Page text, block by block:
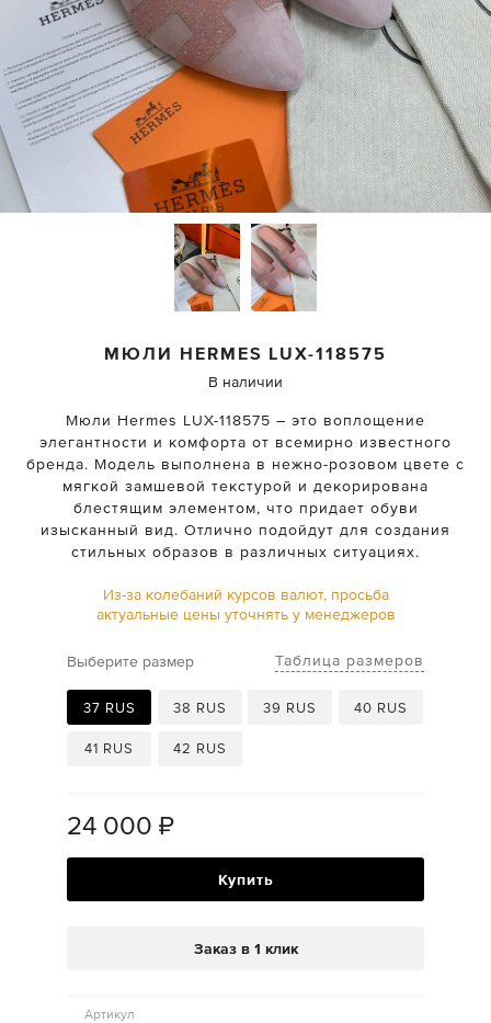
МЮЛИ HERMES LUX-118575
В наличии
Мюли Hermes LUX-118575 – это воплощение
элегантности и комфорта от всемирно известного
бренда. Модель выполнена в нежно-розовом цвете с
мягкой замшевой текстурой и декорирована
блестящим элементом, что придает обуви
изысканный вид. Отлично подойдут для создания
стильных образов в различных ситуациях.
Из-за колебаний курсов валют, просьба
актуальные цены уточнять у менеджеров
Выберите размер Таблица размеров
37 RUS 38 RUS 39 RUS 40 RUS
41 RUS 42 RUS
24 000 ₽
Купить
Заказ в 1 клик
Артикул